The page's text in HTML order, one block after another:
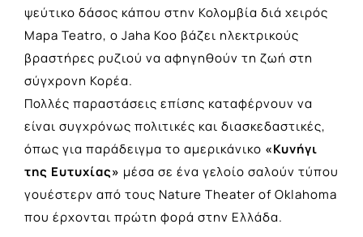
ψεύτικο δάσος κάπου στην Κολομβία διά χειρός
Mapa Teatro, ο Jaha Koo βάζει ηλεκτρικούς
βραστήρες ρυζιού να αφηγηθούν τη ζωή στη
σύγχρονη Κορέα.
Πολλές παραστάσεις επίσης καταφέρνουν να
είναι συγχρόνως πολιτικές και διασκεδαστικές,
όπως για παράδειγμα το αμερικάνικο «Κυνήγι
της Ευτυχίας» μέσα σε ένα γελοίο σαλούν τύπου
γουέστερν από τους Nature Theater of Oklahoma
που έρχονται πρώτη φορά στην Ελλάδα.